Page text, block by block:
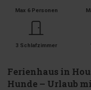
Max 6 Personen
3 Schlafzimmer
Ferienhaus in
Hunde – Urlaub